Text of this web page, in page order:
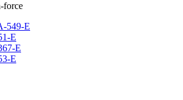
force
549-E
E
E
E